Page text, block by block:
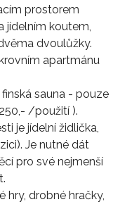
prostorem
jídelním koutem,
dvoulůžky.
apartmánu
sauna - pouze
/použití ).
je jídelní židlička,
Je nutné dát
pro své nejmenší
hry, drobné hračky,